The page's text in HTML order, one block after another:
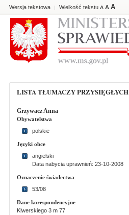
Wersja tekstowa | Wielkość tekstu A A A
LISTA TŁUMACZY PRZYSIĘGŁYCH
Grzywacz Anna
Obywatelstwa
polskie
Języki obce
angielski
Data nabycia uprawnień: 23-10-2008
Oznaczenie świadectwa
53/08
Dane korespondencyjne
Kiwerskiego 3 m 77